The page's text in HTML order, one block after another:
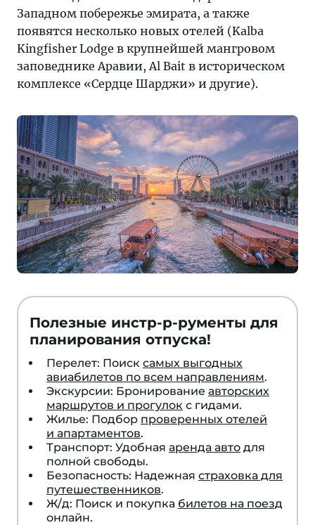
Западном побережье эмирата, а также
появятся несколько новых отелей (Kalba
Kingfisher Lodge в крупнейшей мангровом
заповеднике Аравии, Al Bait в историческом
комплексе «Сердце Шарджи» и другие).
Полезные инстр-р-рументы для
планирования отпуска!
Перелет: Поиск самых выгодных
авиабилетов по всем направлениям.
Экскурсии: Бронирование авторских
маршрутов и прогулок с гидами.
Жилье: Подбор проверенных отелей
и апартаментов.
Транспорт: Удобная аренда авто для
полной свободы.
Безопасность: Надежная страховка для
путешественников.
Ж/д: Поиск и покупка билетов на поезд
онлайн.